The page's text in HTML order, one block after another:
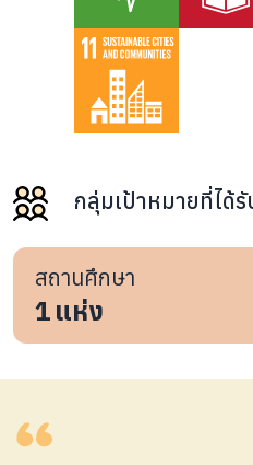
กลุ่มเป้าหมายที่ได้รั
สถานศึกษา
1แห่ง